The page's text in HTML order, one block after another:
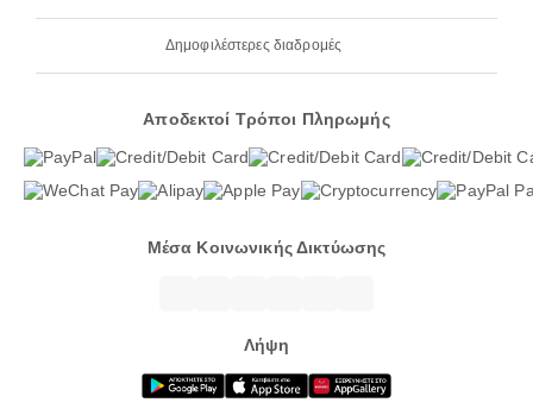
Δημοφιλέστερες διαδρομές
Αποδεκτοί Τρόποι Πληρωμής
Μέσα Κοινωνικής Δικτύωσης
Λήψη